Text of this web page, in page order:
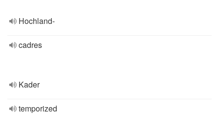
Hochland-
cadres
Kader
temporized